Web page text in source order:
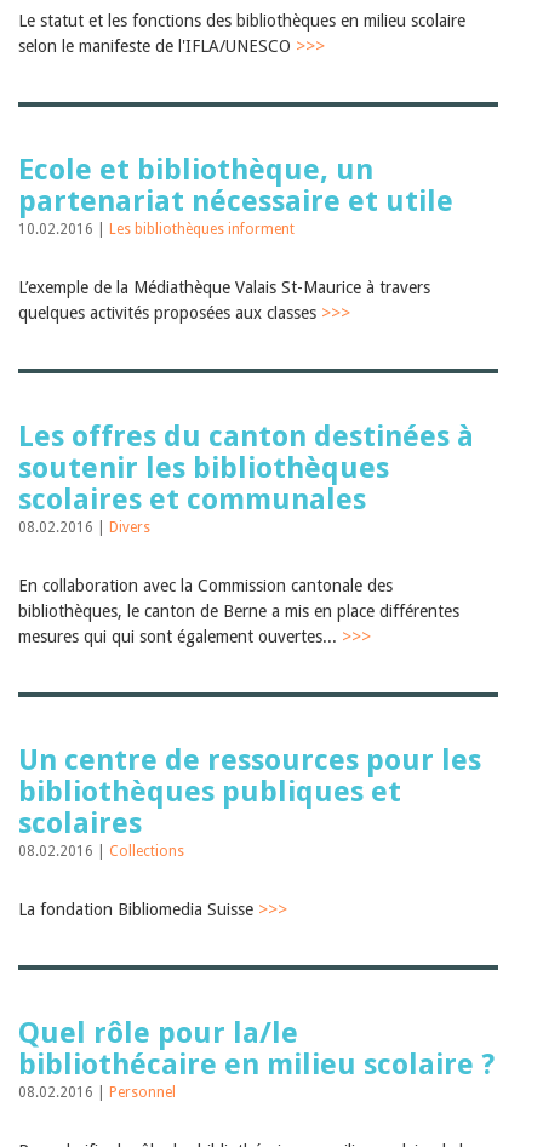
Le statut et les fonctions des bibliothèques en milieu scolaire
selon le manifeste de l'IFLA/UNESCO >>>
Ecole et bibliothèque, un
partenariat nécessaire et utile
10.02.2016 | Les bibliothèques informent
L’exemple de la Médiathèque Valais St-Maurice à travers
quelques activités proposées aux classes >>>
Les offres du canton destinées à
soutenir les bibliothèques
scolaires et communales
08.02.2016 | Divers
En collaboration avec la Commission cantonale des
bibliothèques, le canton de Berne a mis en place différentes
mesures qui qui sont également ouvertes... >>>
Un centre de ressources pour les
bibliothèques publiques et
scolaires
08.02.2016 | Collections
La fondation Bibliomedia Suisse >>>
Quel rôle pour la/le
bibliothécaire en milieu scolaire ?
08.02.2016 | Personnel